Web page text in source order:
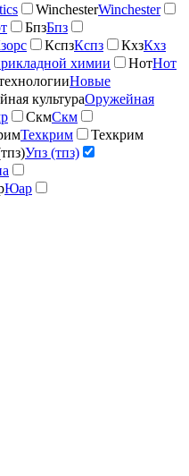
WinchesterWinchester
БпзБпз
КспзКспз КхзКхз
химии НотНот
Новые
культураОружейная
СкмСкм
Техкрим
Техкрим
Упз (тпз)
Юар